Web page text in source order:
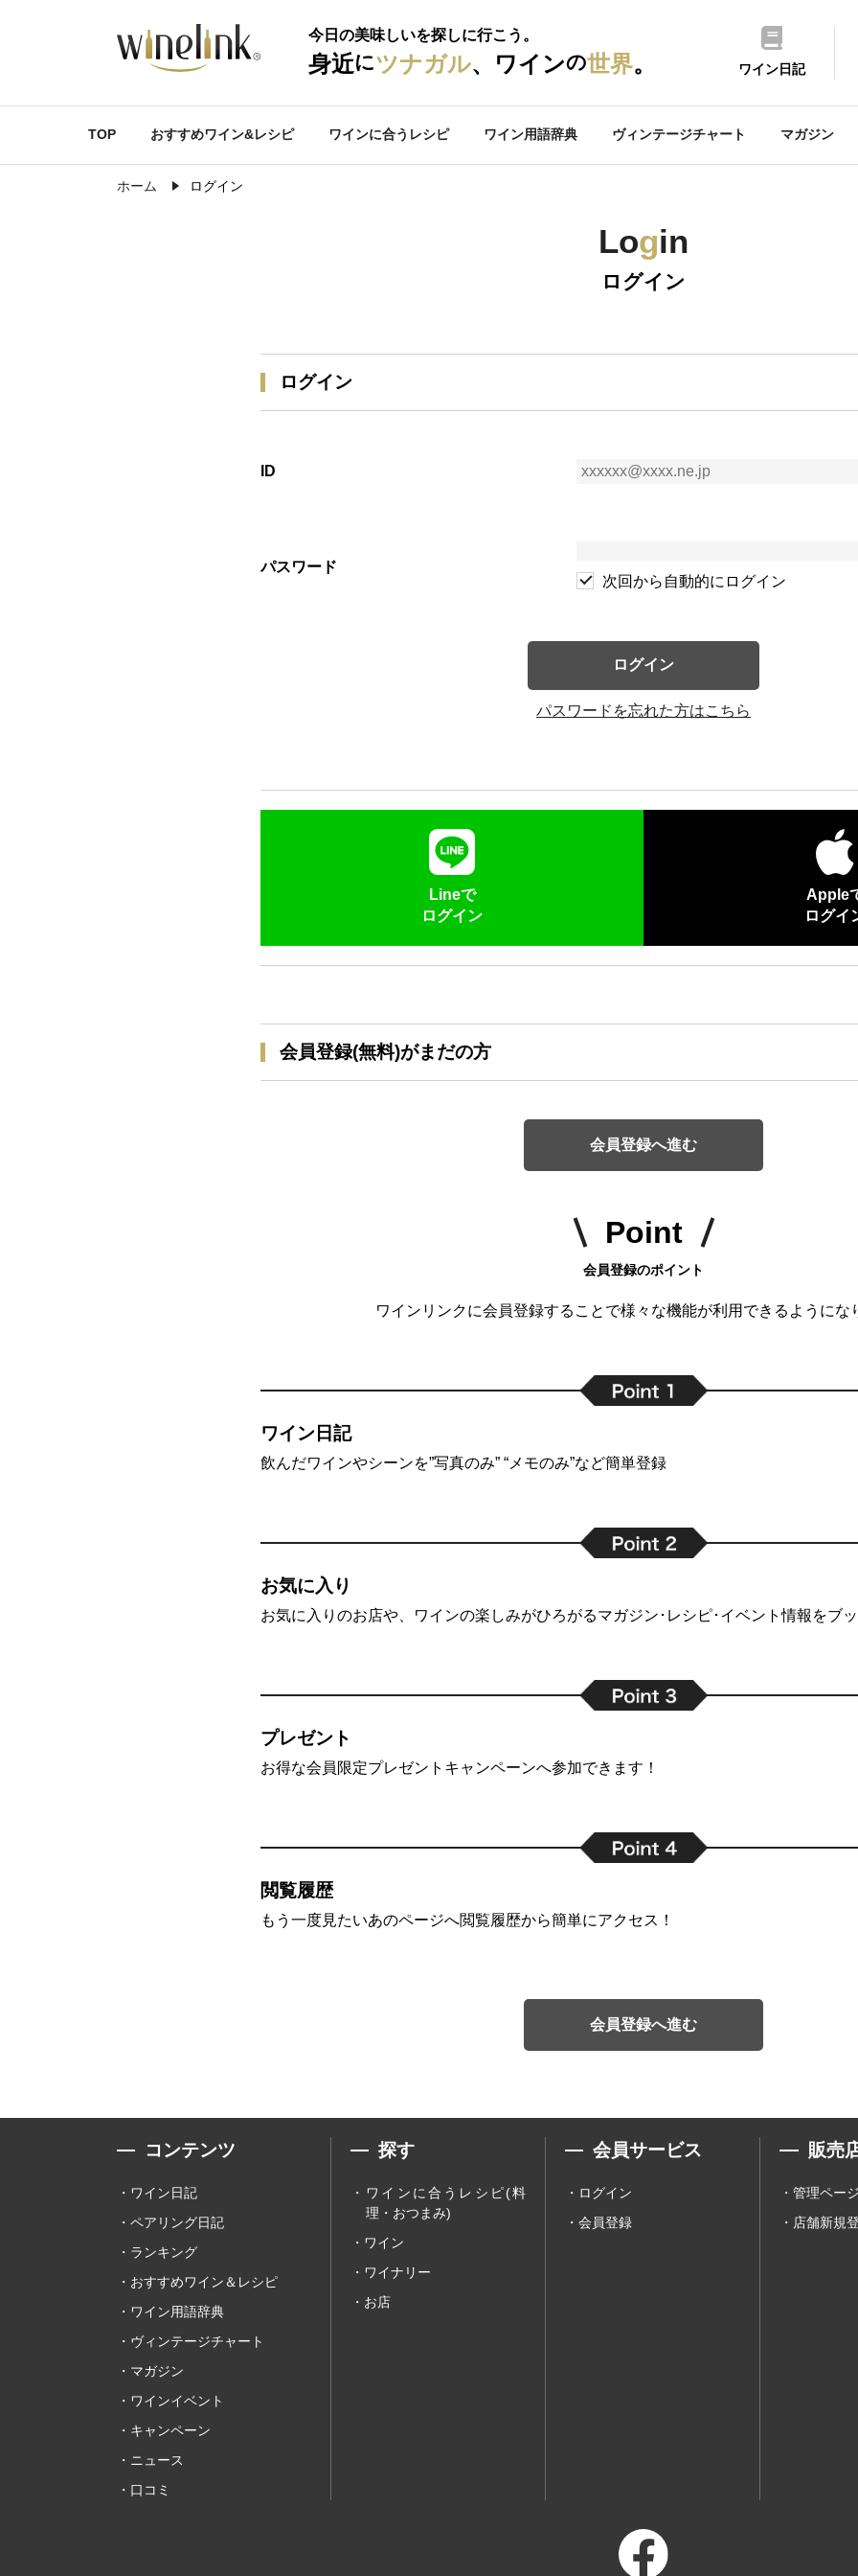
今日の美味しいを探しに行こう。
身近にツナガル、ワインの世界。 ワイン日記
TOP おすすめワイン&レシピ ワインに合うレシピ ワイン用語辞典 ヴィンテージチャート マガジン
ホーム ログイン
Login
ログイン
ログイン
ID
パスワード
次回から自動的にログイン
ログイン
パスワードを忘れた方はこちら
Lineで
ログイン
Apple
ログイ
会員登録(無料)がまだの方
会員登録へ進む
Point
会員登録のポイント
ワインリンクに会員登録することで様々な機能が利用できるようにな
ワイン日記
飲んだワインやシーンを”写真のみ” “メモのみ”など簡単登録
お気に入り
お気に入りのお店や、ワインの楽しみがひろがるマガジン･レシピ･イベント情報をブ
プレゼント
お得な会員限定プレゼントキャンペーンへ参加できます！
閲覧履歴
もう一度見たいあのページへ閲覧履歴から簡単にアクセス！
会員登録へ進む
コンテンツ
ワイン日記
ペアリング日記
ランキング
おすすめワイン＆レシピ
ワイン用語辞典
ヴィンテージチャート
マガジン
ワインイベント
キャンペーン
ニュース
口コミ
探す
ワインに合うレシピ(料
理・おつまみ)
ワイン
ワイナリー
お店
会員サービス
ログイン
会員登録
販売
管理ペー
店舗新規